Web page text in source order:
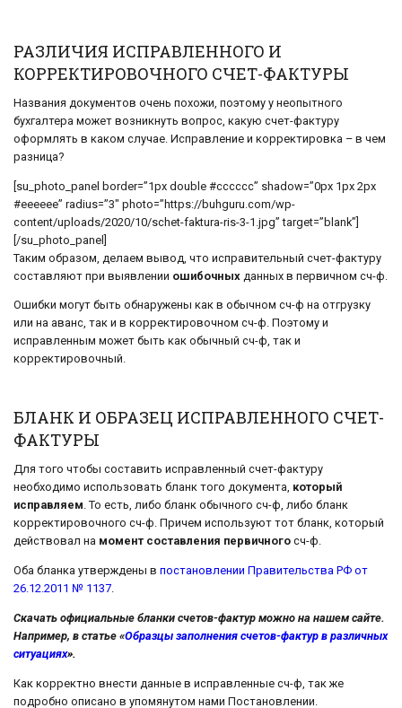
РАЗЛИЧИЯ ИСПРАВЛЕННОГО И
КОРРЕКТИРОВОЧНОГО СЧЕТ-ФАКТУРЫ
Названия документов очень похожи, поэтому у неопытного
бухгалтера может возникнуть вопрос, какую счет-фактуру
оформлять в каком случае. Исправление и корректировка – в чем
разница?
[su_photo_panel border=”1px double #cccccc” shadow=”0px 1px 2px
#eeeeee” radius=”3″ photo=”https://buhguru.com/wp-
content/uploads/2020/10/schet-faktura-ris-3-1.jpg” target=”blank”]
[/su_photo_panel]
Таким образом, делаем вывод, что исправительный счет-фактуру
составляют при выявлении ошибочных данных в первичном сч-ф.
Ошибки могут быть обнаружены как в обычном сч-ф на отгрузку
или на аванс, так и в корректировочном сч-ф. Поэтому и
исправленным может быть как обычный сч-ф, так и
корректировочный.
БЛАНК И ОБРАЗЕЦ ИСПРАВЛЕННОГО СЧЕТ-
ФАКТУРЫ
Для того чтобы составить исправленный счет-фактуру
необходимо использовать бланк того документа, который
исправляем. То есть, либо бланк обычного сч-ф, либо бланк
корректировочного сч-ф. Причем используют тот бланк, который
действовал на момент составления первичного сч-ф.
Оба бланка утверждены в постановлении Правительства РФ от
26.12.2011 № 1137.
Скачать официальные бланки счетов-фактур можно на нашем сайте.
Например, в статье «Образцы заполнения счетов-фактур в различных
ситуациях».
Как корректно внести данные в исправленные сч-ф, так же
подробно описано в упомянутом нами Постановлении.